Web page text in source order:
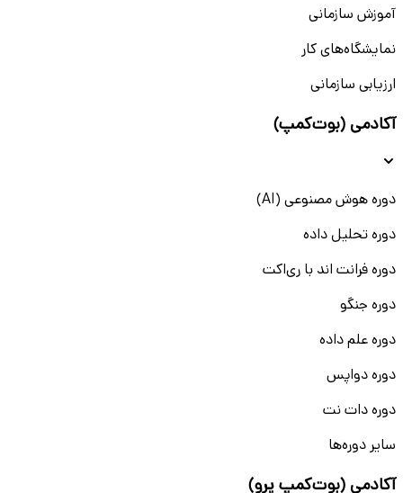
آموزش سازمانی
نمایشگاه‌های کار
ارزیابی سازمانی
آکادمی (بوت‌کمپ)
دوره هوش مصنوعی (AI)
دوره تحلیل داده
دوره فرانت اند با ری‌اکت
دوره جنگو
دوره علم داده
دوره دواپس
دوره دات نت
سایر دوره‌ها
آکادمی (بوت‌کمپ پرو)